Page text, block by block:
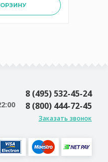
8 (495) 532-45-24
8 (800) 444-72-45
Заказать звонок